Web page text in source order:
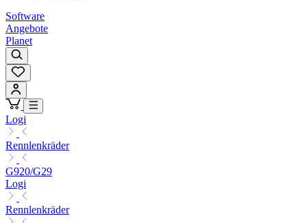
Software
Angebote
Planet
Logi
Rennlenkräder
G920/G29
Logi
Rennlenkräder